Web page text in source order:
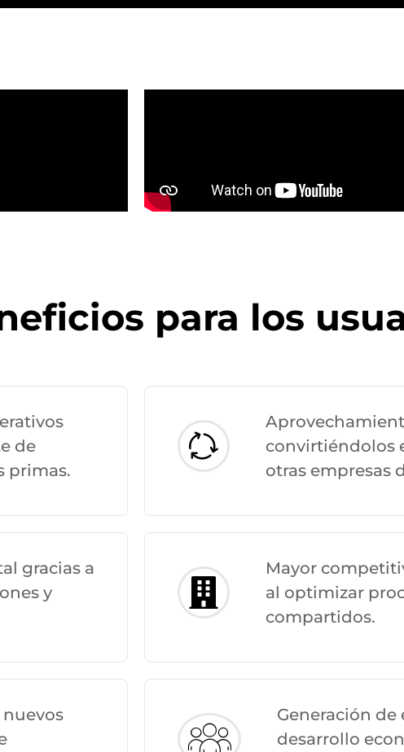
para los
de
primas.
gracias a
y
convirtiéndolos
otras empresas
Mayor
al optimizar
compartidos.
Generación de
desarrollo